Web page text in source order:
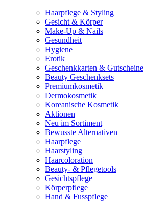
Haarpflege & Styling
Gesicht & Körper
Make-Up & Nails
Gesundheit
Hygiene
Erotik
Geschenkkarten & Gutscheine
Beauty Geschenksets
Premiumkosmetik
Dermokosmetik
Koreanische Kosmetik
Aktionen
Neu im Sortiment
Bewusste Alternativen
Haarpflege
Haarstyling
Haarcoloration
Beauty- & Pflegetools
Gesichtspflege
Körperpflege
Hand & Fusspflege